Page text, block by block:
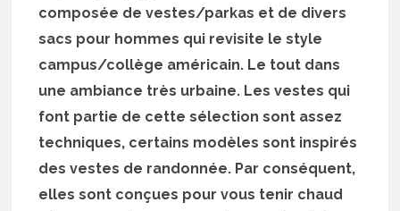
composée de vestes/parkas et de divers
sacs pour hommes qui revisite le style
campus/collège américain. Le tout dans
une ambiance très urbaine. Les vestes qui
font partie de cette sélection sont assez
techniques, certains modèles sont inspirés
des vestes de randonnée. Par conséquent,
elles sont conçues pour vous tenir chaud